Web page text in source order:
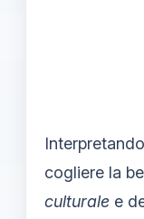
cogliere la
culturale e